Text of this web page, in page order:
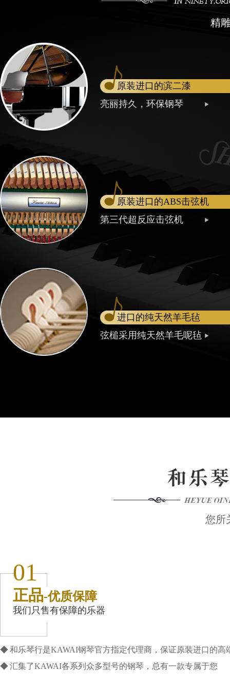
精
原装进口的滨二漆
亮丽持久，环保钢琴
原装进口的ABS击弦机
第三代超反应击弦机
进口的纯天然羊毛毡
弦槌采用纯天然羊毛呢毡
您所
01
正品-优质保障
我们只售有保障的乐器
◆ 和乐琴行是KAWAI钢琴官方指定代理商，保证原装进口的高
◆ 汇集了KAWAI各系列众多型号的钢琴，总有一款专属于您